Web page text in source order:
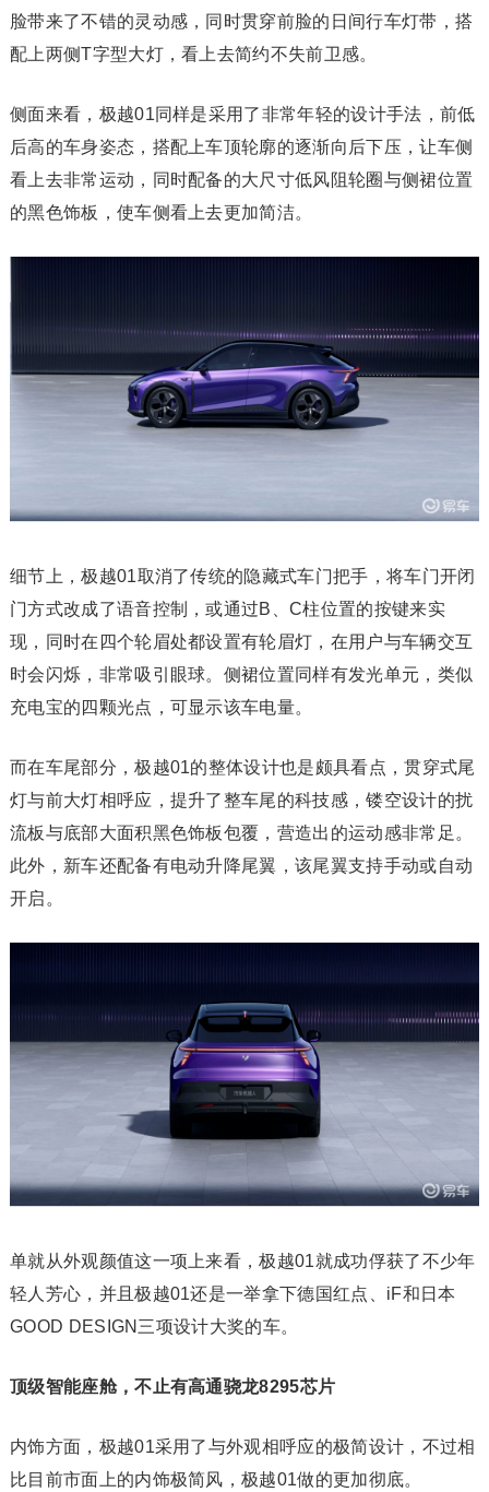
脸带来了不错的灵动感，同时贯穿前脸的日间行车灯带，搭
配上两侧T字型大灯，看上去简约不失前卫感。
侧面来看，极越01同样是采用了非常年轻的设计手法，前低
后高的车身姿态，搭配上车顶轮廓的逐渐向后下压，让车侧
看上去非常运动，同时配备的大尺寸低风阻轮圈与侧裙位置
的黑色饰板，使车侧看上去更加简洁。
细节上，极越01取消了传统的隐藏式车门把手，将车门开闭
门方式改成了语音控制，或通过B、C柱位置的按键来实
现，同时在四个轮眉处都设置有轮眉灯，在用户与车辆交互
时会闪烁，非常吸引眼球。侧裙位置同样有发光单元，类似
充电宝的四颗光点，可显示该车电量。
而在车尾部分，极越01的整体设计也是颇具看点，贯穿式尾
灯与前大灯相呼应，提升了整车尾的科技感，镂空设计的扰
流板与底部大面积黑色饰板包覆，营造出的运动感非常足。
此外，新车还配备有电动升降尾翼，该尾翼支持手动或自动
开启。
单就从外观颜值这一项上来看，极越01就成功俘获了不少年
轻人芳心，并且极越01还是一举拿下德国红点、iF和日本
GOOD DESIGN三项设计大奖的车。
顶级智能座舱，不止有高通骁龙8295芯片
内饰方面，极越01采用了与外观相呼应的极简设计，不过相
比目前市面上的内饰极简风，极越01做的更加彻底。